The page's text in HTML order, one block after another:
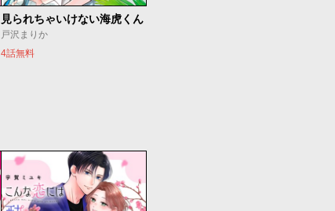
見られちゃいけない海虎くん
戸沢まりか
4話無料